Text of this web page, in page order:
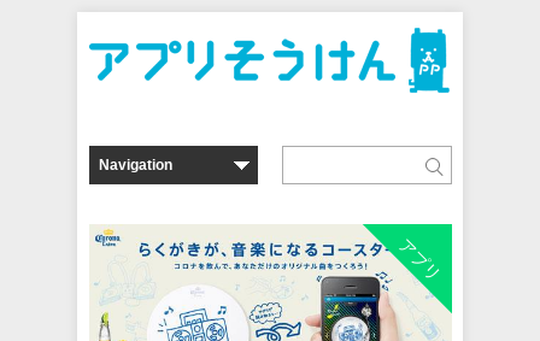
アプリ